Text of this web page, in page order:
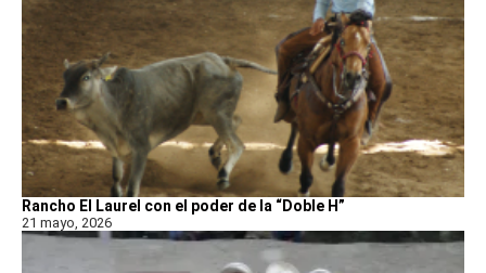
Rancho El Laurel con el poder de la “Doble H”
21 mayo, 2026